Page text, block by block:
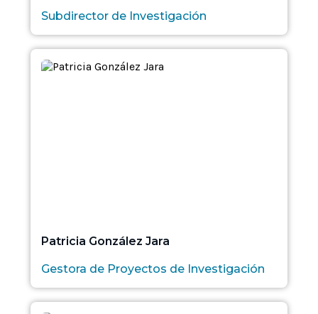
Subdirector de Investigación
Patricia González Jara
Gestora de Proyectos de Investigación